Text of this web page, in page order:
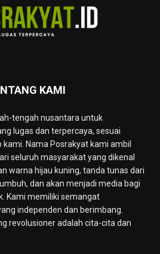
KAMI
tengah nusantara untuk
lugas dan terpercaya, sesuai
Nama Posrakyat kami ambil
seluruh masyarakat yang dikenal
warna hijau kuning, tanda tunas dari
dan akan menjadi media bagi
Kami memiliki semangat
independen dan berimbang.
revolusioner adalah cita-cita dan